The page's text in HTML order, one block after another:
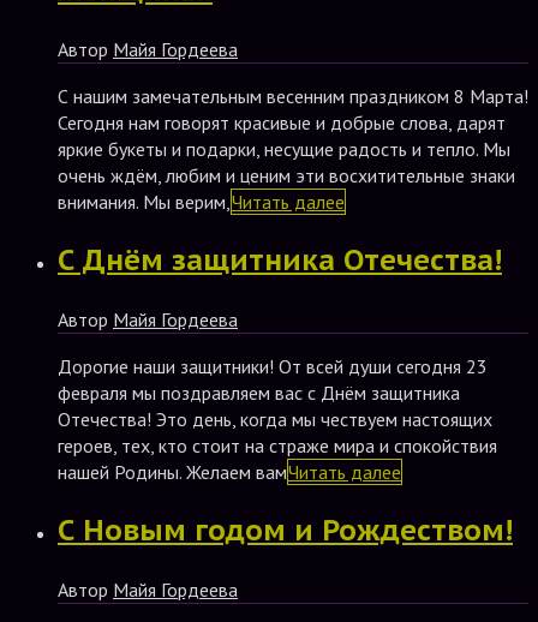
Автор Майя Гордеева
С нашим замечательным весенним праздником 8 Марта!
Сегодня нам говорят красивые и добрые слова, дарят
яркие букеты и подарки, несущие радость и тепло. Мы
очень ждём, любим и ценим эти восхитительные знаки
внимания. Мы верим,Читать далее
С Днём защитника Отечества!
Автор Майя Гордеева
Дорогие наши защитники! От всей души сегодня 23
февраля мы поздравляем вас с Днём защитника
Отечества! Это день, когда мы чествуем настоящих
героев, тех, кто стоит на страже мира и спокойствия
нашей Родины. Желаем вамЧитать далее
С Новым годом и Рождеством!
Автор Майя Гордеева